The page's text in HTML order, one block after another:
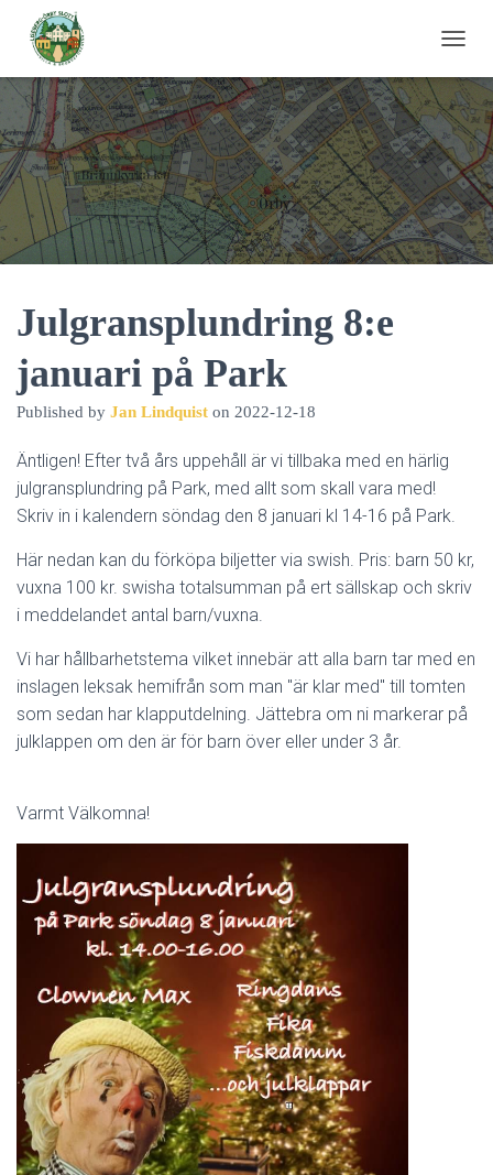
O
G
G
L
E
N
A
V
I
G
Julgransplundring 8:e
januari på Park
Published by Jan Lindquist on 2022-12-18
Äntligen! Efter två års uppehåll är vi tillbaka med en härlig
julgransplundring på Park, med allt som skall vara med!
Skriv in i kalendern söndag den 8 januari kl 14-16 på Park.
Här nedan kan du förköpa biljetter via swish. Pris: barn 50 kr,
vuxna 100 kr. swisha totalsumman på ert sällskap och skriv
i meddelandet antal barn/vuxna.
Vi har hållbarhetstema vilket innebär att alla barn tar med en
inslagen leksak hemifrån som man "är klar med" till tomten
som sedan har klapputdelning. Jättebra om ni markerar på
julklappen om den är för barn över eller under 3 år.
Varmt Välkomna!